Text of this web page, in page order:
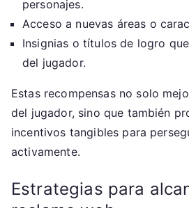
personajes.
Acceso a nuevas áreas o
Insignias o títulos de logro
del jugador.
Estas recompensas no solo
del jugador, sino que también
incentivos tangibles para
activamente.
Estrategias para